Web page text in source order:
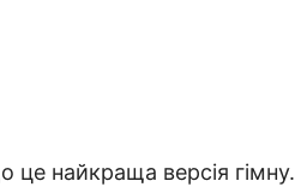
це найкраща версія гімну.